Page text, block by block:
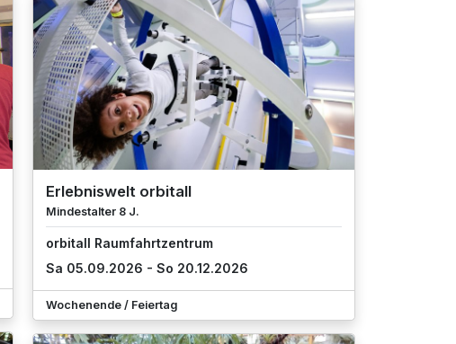
Erlebniswelt orbitall
Mindestalter 8 J.
orbitall Raumfahrtzentrum
Sa 05.09.2026 - So 20.12.2026
Wochenende / Feiertag